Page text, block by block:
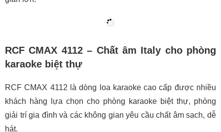
RCF CMAX 4112 – Chất âm Italy cho phòng
karaoke biệt thự
RCF CMAX 4112 là dòng loa karaoke cao cấp được nhiều
khách hàng lựa chọn cho phòng karaoke biệt thự, phòng
giải trí gia đình và các không gian yêu cầu chất âm sạch, dễ
hát.